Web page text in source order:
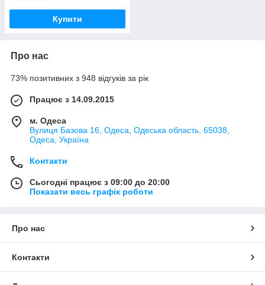
Купити
Про нас
73% позитивних з 948 відгуків за рік
Працює з 14.09.2015
м. Одеса
Вулиця Базова 16, Одеса, Одеська область, 65038,
Одеса, Україна
Контакти
Сьогодні працює з 09:00 до 20:00
Показати весь графік роботи
Про нас
Контакти